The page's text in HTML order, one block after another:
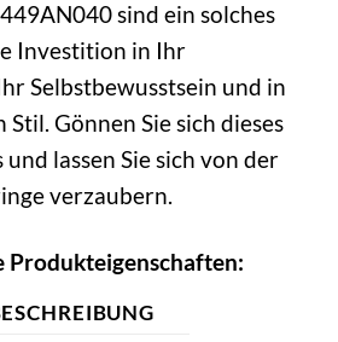
sind ein solches
Investition in Ihr
Selbstbewusstsein und in
Gönnen Sie sich dieses
lassen Sie sich von der
verzaubern.
Produkteigenschaften: